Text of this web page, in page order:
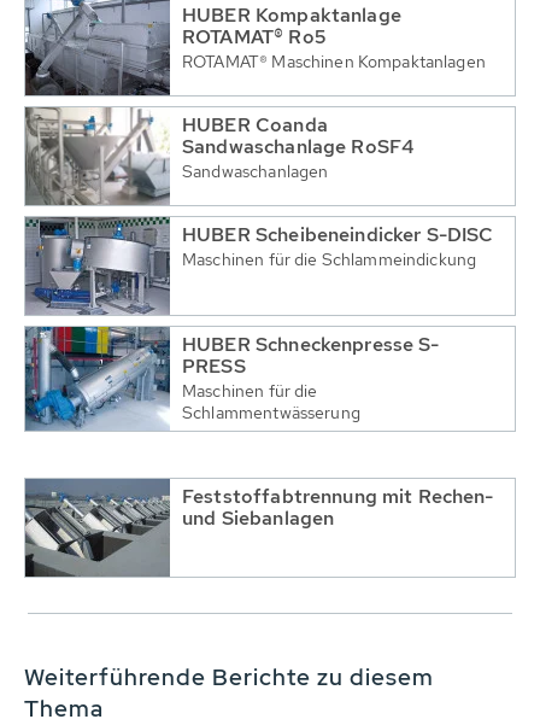
HUBER Kompaktanlage
ROTAMAT® Ro5
ROTAMAT® Maschinen Kompaktanlagen
HUBER Coanda
Sandwaschanlage RoSF4
Sandwaschanlagen
HUBER Scheibeneindicker S-DISC
Maschinen für die Schlammeindickung
HUBER Schneckenpresse S-
PRESS
Maschinen für die
Schlammentwässerung
Feststoffabtrennung mit Rechen-
und Siebanlagen
Weiterführende Berichte zu diesem
Thema